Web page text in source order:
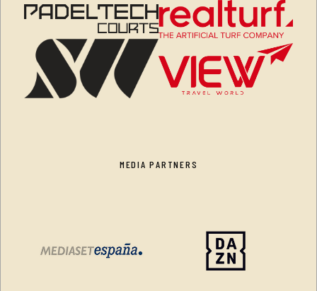
MEDIA PARTNERS